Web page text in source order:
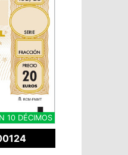
10 DÉCIMOS